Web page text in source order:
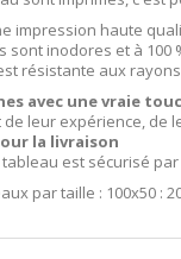
impression haute
sont inodores et à 100
résistante aux
avec une vraie
leur expérience, de
la livraison
tableau est sécurisé
par taille : 100x50 :